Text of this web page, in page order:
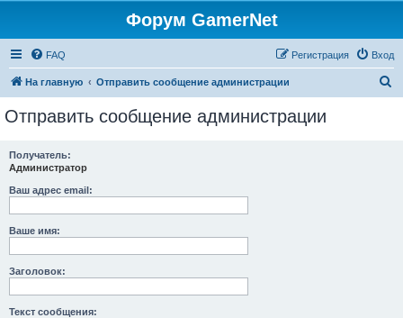
Форум GamerNet
FAQ Вход
Регистрация
На главную Отправить сообщение администрации
Отправить сообщение администрации
Получатель:
Администратор
Ваш адрес email:
Ваше имя:
Заголовок:
Текст сообщения: